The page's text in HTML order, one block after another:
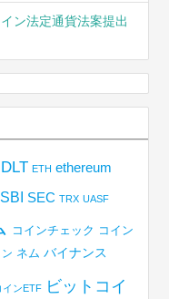
ン法定通貨法案提出
DLT ETH ethereum
SBI SEC TRX UASF
コインチェック コイン
ネム バイナンス
インETF ビットコイ